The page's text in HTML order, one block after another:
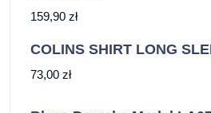
159,90 zł
COLINS SHIRT LONG
73,00 zł